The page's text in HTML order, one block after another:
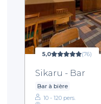
5,0 (76)
Sikaru - Bar
Bar à bière
10 - 120 pers.